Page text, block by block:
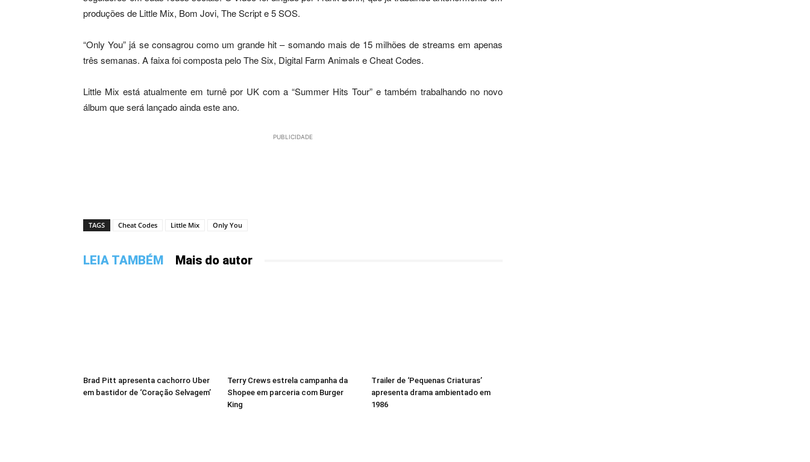
produções de Little Mix, Bom Jovi, The Script e 5 SOS.
“Only You” já se consagrou como um grande hit – somando mais de 15 milhões de streams em apenas
três semanas. A faixa foi composta pelo The Six, Digital Farm Animals e Cheat Codes.
Little Mix está atualmente em turnê por UK com a “Summer Hits Tour” e também trabalhando no novo
álbum que será lançado ainda este ano.
PUBLICIDADE
TAGS Cheat Codes Little Mix Only You
LEIA TAMBÉM Mais do autor
Brad Pitt apresenta cachorro Uber
em bastidor de ‘Coração Selvagem’
Terry Crews estrela campanha da
Shopee em parceria com Burger
King
Trailer de ‘Pequenas Criaturas’
apresenta drama ambientado em
1986